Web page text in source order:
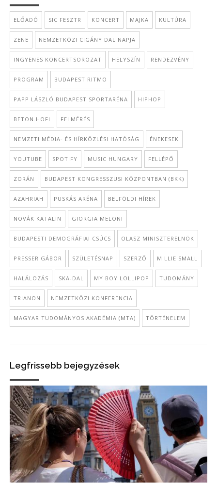
ELŐADÓ SIC FESZTR KONCERT MAJKA KULTÚRA
ZENE NEMZETKÖZI CIGÁNY DAL NAPJA
INGYENES KONCERTSOROZAT HELYSZÍN RENDEZVÉNY
PROGRAM BUDAPEST RITMO
PAPP LÁSZLÓ BUDAPEST SPORTARÉNA HIPHOP
BETON.HOFI FELMÉRÉS
NEMZETI MÉDIA- ÉS HÍRKÖZLÉSI HATÓSÁG ÉNEKESEK
YOUTUBE SPOTIFY MUSIC HUNGARY FELLÉPŐ
ZORÁN BUDAPEST KONGRESSZUSI KÖZPONTBAN (BKK)
AZAHRIAH PUSKÁS ARÉNA BELFÖLDI HÍREK
NOVÁK KATALIN GIORGIA MELONI
BUDAPESTI DEMOGRÁFIAI CSÚCS OLASZ MINISZTERELNÖK
PRESSER GÁBOR SZÜLETÉSNAP SZERZŐ MILLIE SMALL
HALÁLOZÁS SKA-DAL MY BOY LOLLIPOP TUDOMÁNY
TRIANON NEMZETKÖZI KONFERENCIA
MAGYAR TUDOMÁNYOS AKADÉMIA (MTA) TÖRTÉNELEM
Legfrissebb bejegyzések